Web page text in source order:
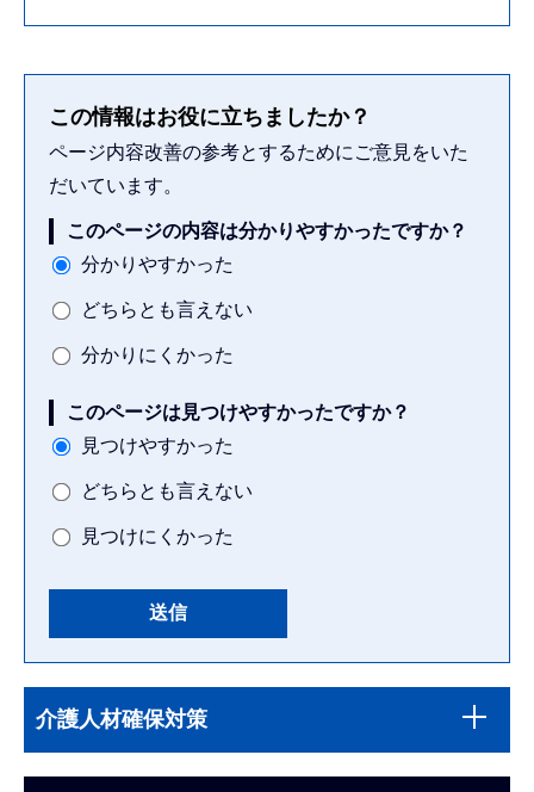
この情報はお役に立ちましたか？
ページ内容改善の参考とするためにご意見をいた
だいています。
このページの内容は分かりやすかったですか？
分かりやすかった
どちらとも言えない
分かりにくかった
このページは見つけやすかったですか？
見つけやすかった
どちらとも言えない
見つけにくかった
文
こ
ブ
介護人材確保対策